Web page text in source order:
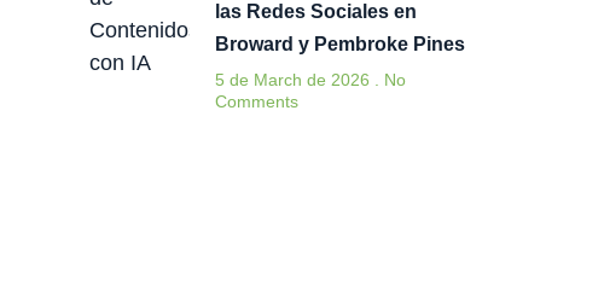
las Redes Sociales en
Broward y Pembroke Pines
5 de March de 2026
No
Comments